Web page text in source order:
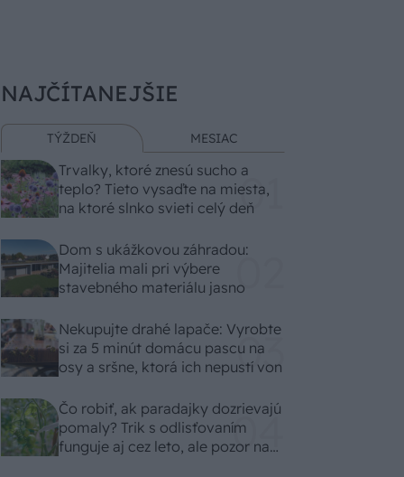
NAJČÍTANEJŠIE
TÝŽDEŇ MESIAC
Trvalky, ktoré znesú sucho a
teplo? Tieto vysaďte na miesta,
na ktoré slnko svieti celý deň
Dom s ukážkovou záhradou:
Majitelia mali pri výbere
stavebného materiálu jasno
Nekupujte drahé lapače: Vyrobte
si za 5 minút domácu pascu na
osy a sršne, ktorá ich nepustí von
Čo robiť, ak paradajky dozrievajú
pomaly? Trik s odlisťovaním
funguje aj cez leto, ale pozor na